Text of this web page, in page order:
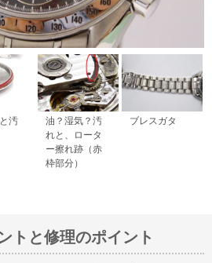
汚
油？湿気？汚
れと、ロータ
ー擦れ跡（赤
枠部分）
ブレスガタ
トと修理のポイント